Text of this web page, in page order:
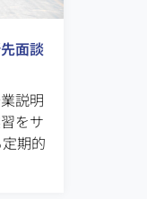
面談
説明
をサ
期的